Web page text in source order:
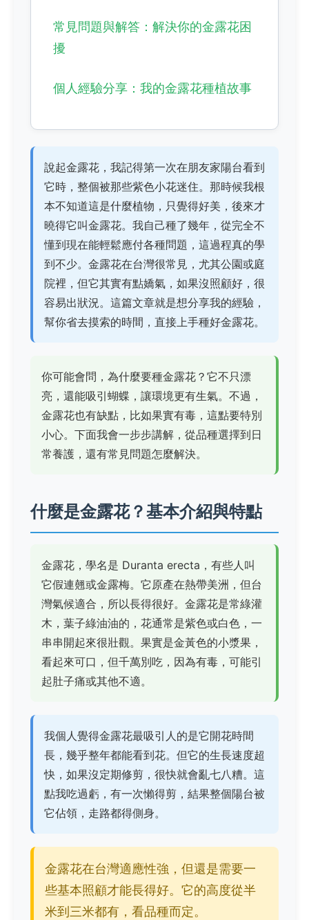
常見問題與解答：解決你的金露花困
擾
個人經驗分享：我的金露花種植故事
說起金露花，我記得第一次在朋友家陽台看到
它時，整個被那些紫色小花迷住。那時候我根
本不知道這是什麼植物，只覺得好美，後來才
曉得它叫金露花。我自己種了幾年，從完全不
懂到現在能輕鬆應付各種問題，這過程真的學
到不少。金露花在台灣很常見，尤其公園或庭
院裡，但它其實有點嬌氣，如果沒照顧好，很
容易出狀況。這篇文章就是想分享我的經驗，
幫你省去摸索的時間，直接上手種好金露花。
你可能會問，為什麼要種金露花？它不只漂
亮，還能吸引蝴蝶，讓環境更有生氣。不過，
金露花也有缺點，比如果實有毒，這點要特別
小心。下面我會一步步講解，從品種選擇到日
常養護，還有常見問題怎麼解決。
什麼是金露花？基本介紹與特點
金露花，學名是 Duranta erecta，有些人叫
它假連翹或金露梅。它原產在熱帶美洲，但台
灣氣候適合，所以長得很好。金露花是常綠灌
木，葉子綠油油的，花通常是紫色或白色，一
串串開起來很壯觀。果實是金黃色的小漿果，
看起來可口，但千萬別吃，因為有毒，可能引
起肚子痛或其他不適。
我個人覺得金露花最吸引人的是它開花時間
長，幾乎整年都能看到花。但它的生長速度超
快，如果沒定期修剪，很快就會亂七八糟。這
點我吃過虧，有一次懶得剪，結果整個陽台被
它佔領，走路都得側身。
金露花在台灣適應性強，但還是需要一
些基本照顧才能長得好。它的高度從半
米到三米都有，看品種而定。